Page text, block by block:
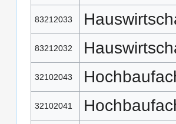
83212033
83212032
32102043
32102041